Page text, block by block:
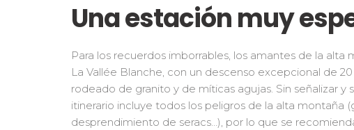
Una estación muy
Para los recuerdos imborrables, los amantes de la alta
La Vallée Blanche, con un descenso excepcional de
rodeado de granito y de míticas agujas. Sin señalizar y
itinerario incluye todos los peligros de la alta montaña
desprendimiento de seracs…), por lo que se